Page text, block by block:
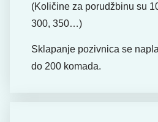
(Količine za porudžbinu su
300, 350…)
Sklapanje pozivnica se
do 200 komada.